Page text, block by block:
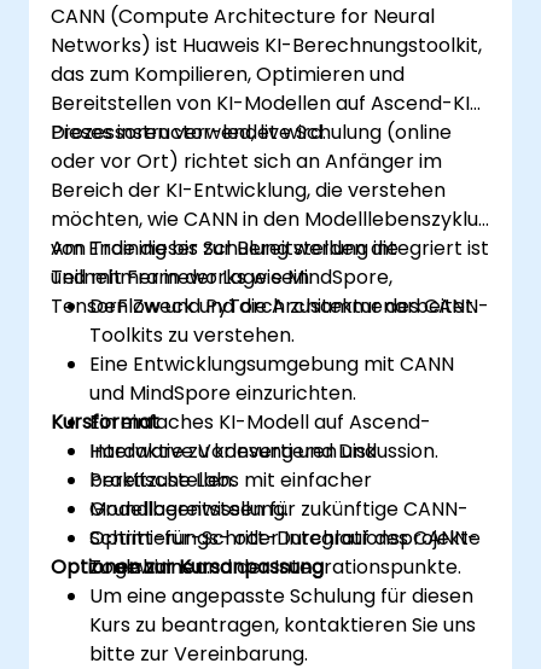
CANN (Compute Architecture for Neural
Networks) ist Huaweis KI-Berechnungstoolkit,
das zum Kompilieren, Optimieren und
Bereitstellen von KI-Modellen auf Ascend-KI-
Prozessoren verwendet wird.
Dieses instructor-led, live Schulung (online
oder vor Ort) richtet sich an Anfänger im
Bereich der KI-Entwicklung, die verstehen
möchten, wie CANN in den Modelllebenszyklus
von Training bis zur Bereitstellung integriert ist
und mit Frameworks wie MindSpore,
TensorFlow und PyTorch zusammenarbeitet.
Am Ende dieser Schulung werden die
Teilnehmer in der Lage sein:
Den Zweck und die Architektur des CANN-
Toolkits zu verstehen.
Eine Entwicklungsumgebung mit CANN
und MindSpore einzurichten.
Ein einfaches KI-Modell auf Ascend-
Hardware zu konvertieren und
bereitzustellen.
Grundlagenwissen für zukünftige CANN-
Optimierungs- oder Integrationsprojekte
zu gewinnen.
Kursformat
Interaktive Vorlesung und Diskussion.
Praktische Labs mit einfacher
Modellbereitstellung.
Schritt-für-Schritt-Durchlauf des CANN-
Toolchains und der Integrationspunkte.
Optionen zur Kursanpassung
Um eine angepasste Schulung für diesen
Kurs zu beantragen, kontaktieren Sie uns
bitte zur Vereinbarung.